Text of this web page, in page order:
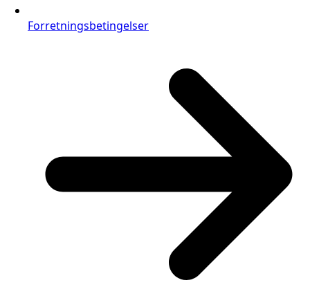
Forretningsbetingelser